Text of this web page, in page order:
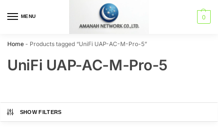
MENU 0
Home - Products tagged “UniFi UAP-AC-M-Pro-5”
UniFi UAP-AC-M-Pro-5
SHOW FILTERS